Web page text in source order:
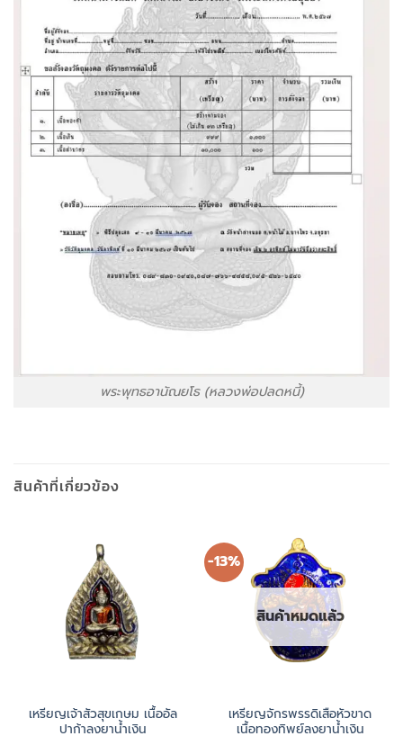
พระพุทธอานัณยโธ (หลวงพ่อปลดหนี้)
สินค้าที่เกี่ยวข้อง
เหรียญเจ้าสัวสุขเกษม เนื้ออัล
ปาก้าลงยาน้ำเงิน
-13%
สินค้าหมดแล้ว
เหรียญจักรพรรดิเสือหัวขาด
เนื้อทองทิพย์ลงยาน้ำเงิน